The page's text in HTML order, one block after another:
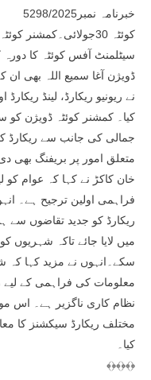
خبرنامہ نمبر5298/2025
کوئٹہ
سیٹلمنٹ آفس کوئٹہ کا دورہ
ڈویژن آغا سمیع اللہ بھی ان
نے ریونیو ریکارڈ، لینڈ
کیا۔ کمشنر کوئٹہ ڈویژن کو
جمالی کی جانب سے ریکارڈ
متعلق امور پر بریفنگ بھی
خان کاکڑ نے کہا کہ عوام کو
فراہمی اولین ترجیح ہے۔
ریکارڈ کو جدید تقاضوں سے
میں لایا جائے تاکہ
سکے۔انہوں نے مزید کہا کہ
معلومات کی فراہمی کے لیے
نظام کاری ناگزیر ہے۔ اس
مختلف ریکارڈ سیکشنز کا
کیا۔
﴾﴿﴾﴿﴾﴿